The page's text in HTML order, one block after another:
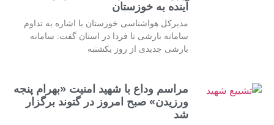
آینده به خوزستان
مدیرکل هواشناسی خوزستان با اشاره به تداوم
سامانه بارشی تا فردا در استان گفت: سامانه
بارشی جدیدی از روز یکشنبه
مراسم وداع با شهید امنیت «بهرام پنجه
ورزیدن» صبح امروز در گتوند برگزار
شد